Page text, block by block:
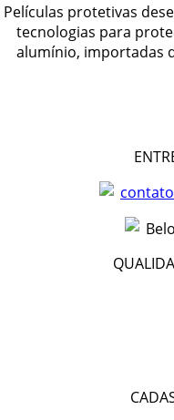
Películas protetivas
tecnologias para
alumínio, importadas